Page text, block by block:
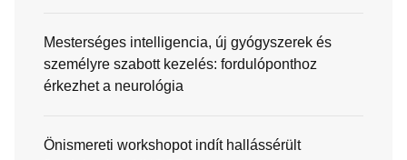
Mesterséges intelligencia, új gyógyszerek és
személyre szabott kezelés: fordulóponthoz
érkezhet a neurológia
Önismereti workshopot indít hallássérült